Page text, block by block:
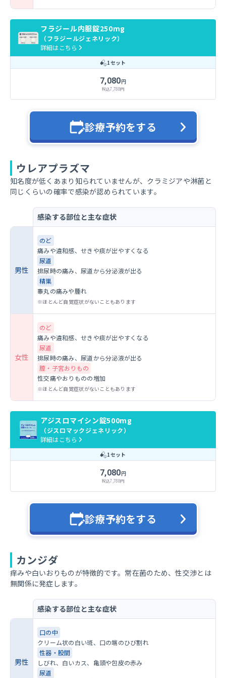
フラジール内服錠250mg
（フラジールジェネリック）
詳細はこちら
1セット
7,080 円
税込7,788円
診療予約をする
ウレアプラズマ
知名度が低くあまり知られていませんが、クラミジアや淋菌と
同じくらいの確率で感染が認められています。
感染する部位と主な症状
男性
のど
痛みや違和感、せきや痰が出やすくなる
尿道
排尿時の痛み、尿道から分泌液が出る
精巣
睾丸の痛みや腫れ
ほとんど自覚症状がないこともあります
女性
のど
痛みや違和感、せきや痰が出やすくなる
尿道
排尿時の痛み、尿道から分泌液が出る
膣・子宮おりもの
性交痛やおりものの増加
ほとんど自覚症状がないこともあります
アジスロマイシン錠500mg
（ジスロマックジェネリック）
詳細はこちら
1セット
7,080 円
税込7,788円
診療予約をする
カンジダ
痒みや白いおりものが特徴的です。常在菌のため、性交渉とは
無関係に発症します。
感染する部位と主な症状
男性
口の中
クリーム状の白い斑、口の端のひび割れ
性器・股間
しびれ、白いカス、亀頭や包皮の赤み
尿道